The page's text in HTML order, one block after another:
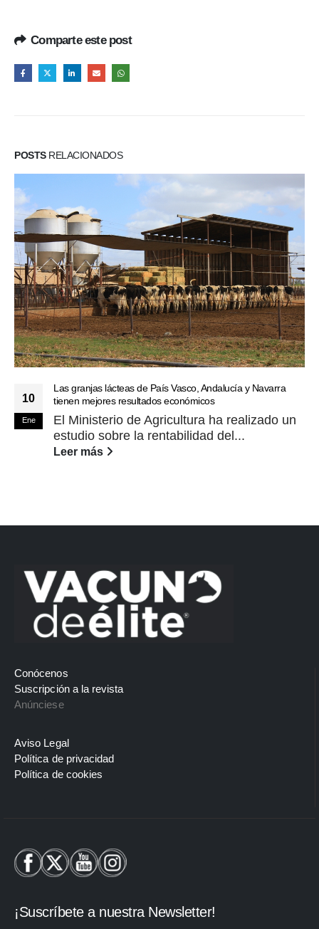
Comparte este post
POSTSRELACIONADOS
10
Ene
Las granjas lácteas de País Vasco, Andalucía y Navarra
tienen mejores resultados económicos
El Ministerio de Agricultura ha realizado un
estudio sobre la rentabilidad del...
Leer más
Conócenos
Suscripción a la revista
Anúnciese
Aviso Legal
Política de privacidad
Política de cookies
¡Suscríbete a nuestra Newsletter!